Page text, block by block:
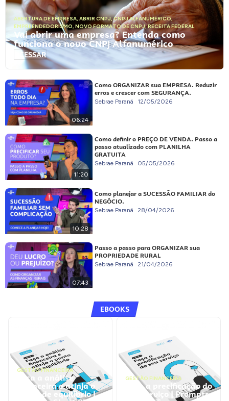
ABERTURA DE EMPRESA, ABRIR CNPJ,CNPJ ALFANUMÉRICO,
EMPREENDEDORISMO, NOVO FORMATO DE CNPJ,RECEITA FEDERAL
Vai abrir uma empresa? Entenda como
funciona o novo CNPJ Alfanumérico
ACESSAR
06:24
Como ORGANIZAR sua EMPRESA. Reduzir
erros e crescer com SEGURANÇA.
Sebrae Paraná 12/05/2026
11:20
Como definir o PREÇO DE VENDA. Passo a
passo atualizado com PLANILHA
GRATUITA
Sebrae Paraná 05/05/2026
10:28
Como planejar a SUCESSÃO FAMILIAR do
NEGÓCIO.
Sebrae Paraná 28/04/2026
07:43
Passo a passo para ORGANIZAR sua
PROPRIEDADE RURAL
Sebrae Paraná 21/04/2026
EBOOKS
GESTÃO FINANCEIRA
Faça a análise
financeira e atinja o
ponto de equilíbrio |
GESTÃO FINANCEIRA
Faça a precificação do
seu serviço | Prompts